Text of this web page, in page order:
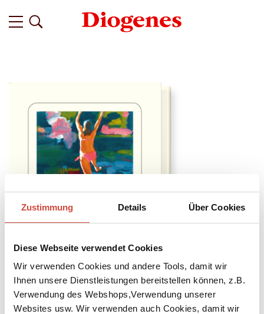
Zustimmung Details Über Cookies
Diese Webseite verwendet Cookies
Wir verwenden Cookies und andere Tools, damit wir
Ihnen unsere Dienstleistungen bereitstellen können, z.B.
Verwendung des Webshops,Verwendung unserer
Websites usw. Wir verwenden auch Cookies, damit wir